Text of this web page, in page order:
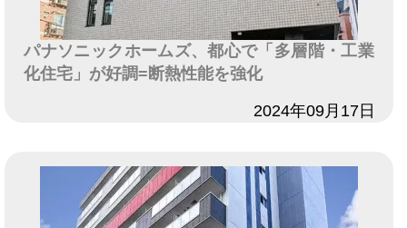
パナソニックホームズ、都心で「多層階・工業
化住宅」が好調=断熱性能を強化
2024年09月17日